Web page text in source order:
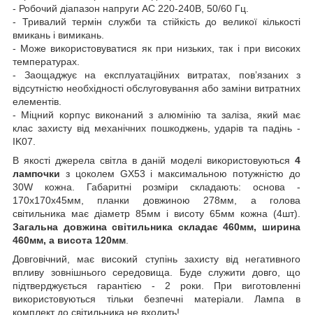
- Робочий діапазон напруги АС 220-240В, 50/60 Гц.
- Тривалий термін служби та стійкість до великої кількості
вмикань і вимикань.
- Може використовуватися як при низьких, так і при високих
температурах.
- Заощаджує на експлуатаційних витратах, пов’язаних з
відсутністю необхідності обслуговування або заміни витратних
елементів.
- Міцний корпус виконаний з алюмінію та заліза, який має
клас захисту від механічних пошкоджень, ударів та падінь -
IK07.
В якості джерела світла в даній моделі використовуються 4
лампочки з цоколем GX53 і максимальною потужністю до
30W кожна. Габаритні розміри складають: основа -
170х170x45мм, планки довжиною 278мм, а голова
світильника має діаметр 85мм і висоту 65мм кожна (4шт).
Загальна довжина світильника складає 460мм, ширина
460мм, а висота 120мм.
Довговічний, має високий ступінь захисту від негативного
впливу зовнішнього середовища. Буде служити довго, що
підтверджується гарантією - 2 роки. При виготовленні
використовуються тільки безпечні матеріали. Лампа в
комплект до світильника не входить!